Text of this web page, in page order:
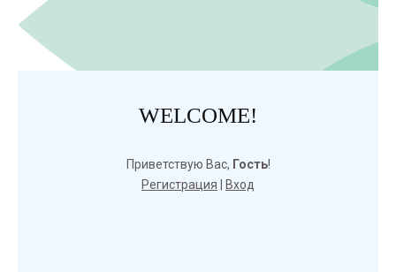
WELCOME!
Приветствую Вас, Гость!
Регистрация
Вход